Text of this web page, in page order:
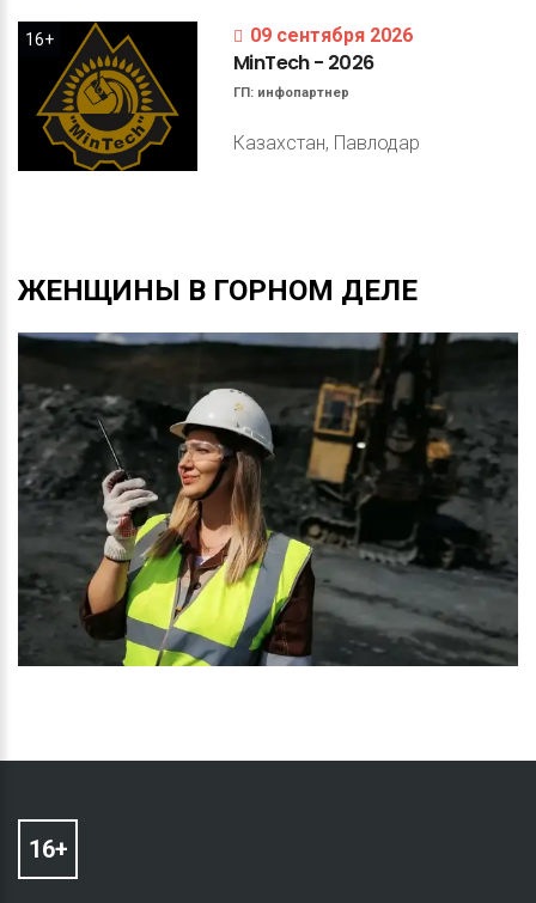
16+ 09 сентября 2026
MinTech- 2026
ГП: инфопартнер
Казахстан, Павлодар
ЖЕНЩИНЫ В ГОРНОМ ДЕЛЕ